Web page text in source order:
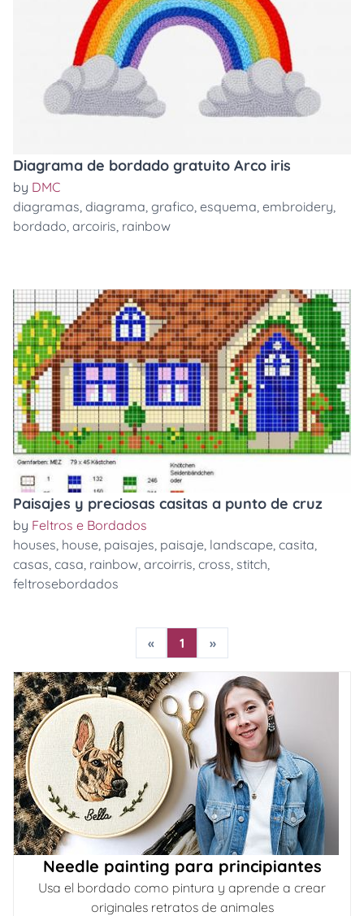
Diagrama de bordado gratuito Arco iris
by DMC
diagramas, diagrama, grafico, esquema, embroidery,
bordado, arcoiris, rainbow
Paisajes y preciosas casitas a punto de cruz
by Feltros e Bordados
houses, house, paisajes, paisaje, landscape, casita,
casas, casa, rainbow, arcoirris, cross, stitch,
feltrosebordados
« 1 »
Needle painting para principiantes
Usa el bordado como pintura y aprende a crear
originales retratos de animales